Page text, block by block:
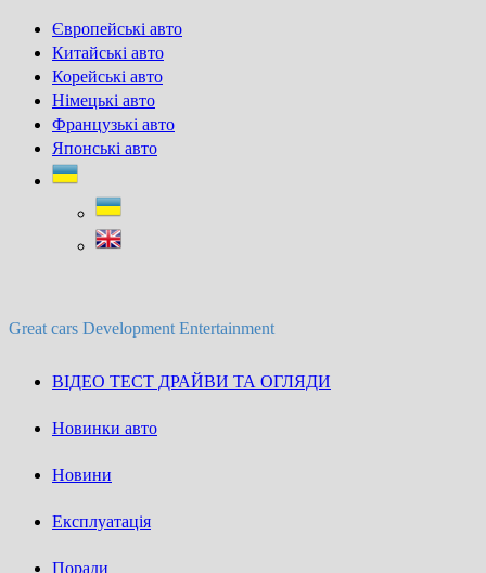
Skip
content
Європейські авто
Китайські авто
Корейські авто
Німецькі авто
Французькі авто
Японські авто
Great cars Development Entertainment
ВІДЕО ТЕСТ ДРАЙВИ ТА ОГЛЯДИ
Новинки авто
Новини
Експлуатація
Поради